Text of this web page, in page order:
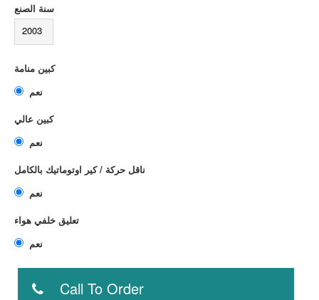
سنة الصنع
2003
كبين منامة
كبين عالي
ناقل حركة / كير اوتوماتيك بالكامل
تعليق خلفي هواء
Call To Order